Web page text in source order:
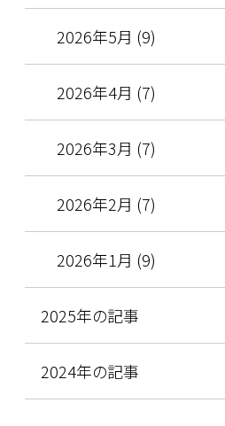
2026年5月 (9)
2026年4月 (7)
2026年3月 (7)
2026年2月 (7)
2026年1月 (9)
2025年の記事
2024年の記事